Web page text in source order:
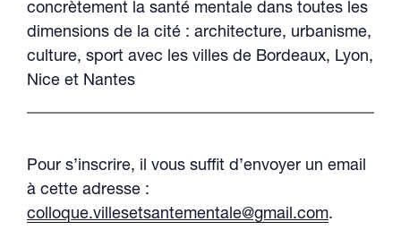
concrètement la santé mentale dans toutes les
dimensions de la cité : architecture, urbanisme,
culture, sport avec les villes de Bordeaux, Lyon,
Nice et Nantes
Pour s’inscrire, il vous suffit d’envoyer un email
à cette adresse :
colloque.villesetsantementale@gmail.com.